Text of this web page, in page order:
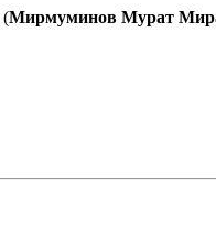
(Мирмуминов Мурат